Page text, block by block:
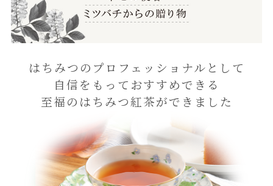
はちみつのプロフェッショナルとして
自信をもっておすすめできる
至福のはちみつ紅茶ができました